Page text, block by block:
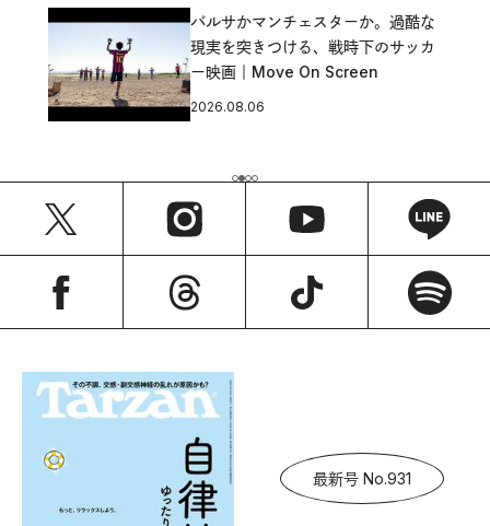
バルサかマンチェスターか。過酷な
現実を突きつける、戦時下のサッカ
ー映画｜Move On Screen
2026.08.06
最新号 No.931